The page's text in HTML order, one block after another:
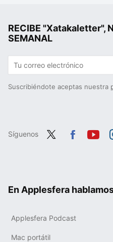
RECIBE "Xatakaletter",
SEMANAL
Suscribiéndote aceptas nuestra
Síguenos
En Applesfera
Applesfera Podcast
Mac portátil